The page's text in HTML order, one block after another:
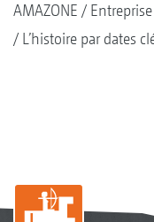
AMAZONE Entreprise
L’histoire par dates